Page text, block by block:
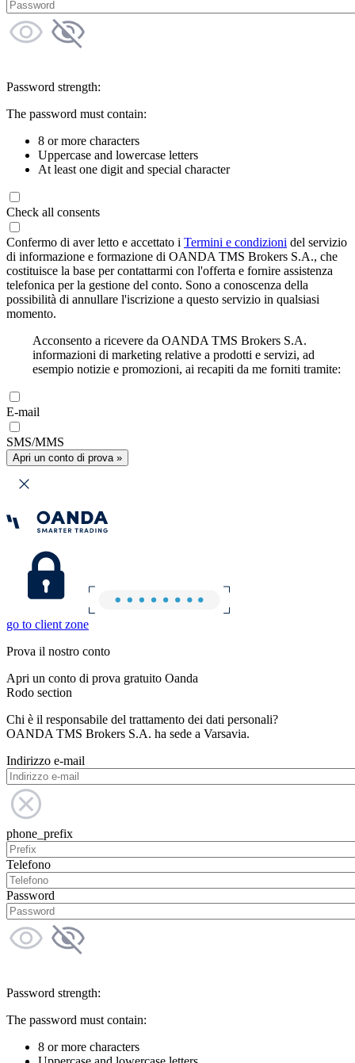
Password strength:
The password must contain:
8 or more characters
Uppercase and lowercase letters
At least one digit and special character
Check all consents
Confermo di aver letto e accettato i Termini e condizioni del servizio
di informazione e formazione di OANDA TMS Brokers S.A., che
costituisce la base per contattarmi con l'offerta e fornire assistenza
telefonica per la gestione del conto. Sono a conoscenza della
possibilità di annullare l'iscrizione a questo servizio in qualsiasi
momento.
Acconsento a ricevere da OANDA TMS Brokers S.A.
informazioni di marketing relative a prodotti e servizi, ad
esempio notizie e promozioni, ai recapiti da me forniti tramite:
E-mail
SMS/MMS
Apri un conto di prova »
go to client zone
Prova il nostro conto
Apri un conto di prova gratuito Oanda
Rodo section
Chi è il responsabile del trattamento dei dati personali?
OANDA TMS Brokers S.A. ha sede a Varsavia.
Indirizzo e-mail
phone_prefix
Telefono
Password
Password strength:
The password must contain:
8 or more characters